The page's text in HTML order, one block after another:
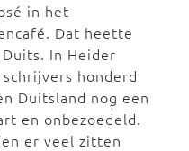
in het
Dat heette
In Heider
honderd
Duitsland nog een
en onbezoedeld.
er veel zitten